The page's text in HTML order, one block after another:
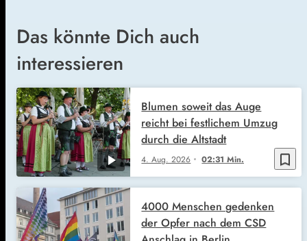
Das könnte Dich auch
interessieren
bookmark_border
4. Aug. 2026 02:31 Min.
Blumen soweit das Auge
reicht bei festlichem Umzug
durch die Altstadt
4000 Menschen gedenken
der Opfer nach dem CSD